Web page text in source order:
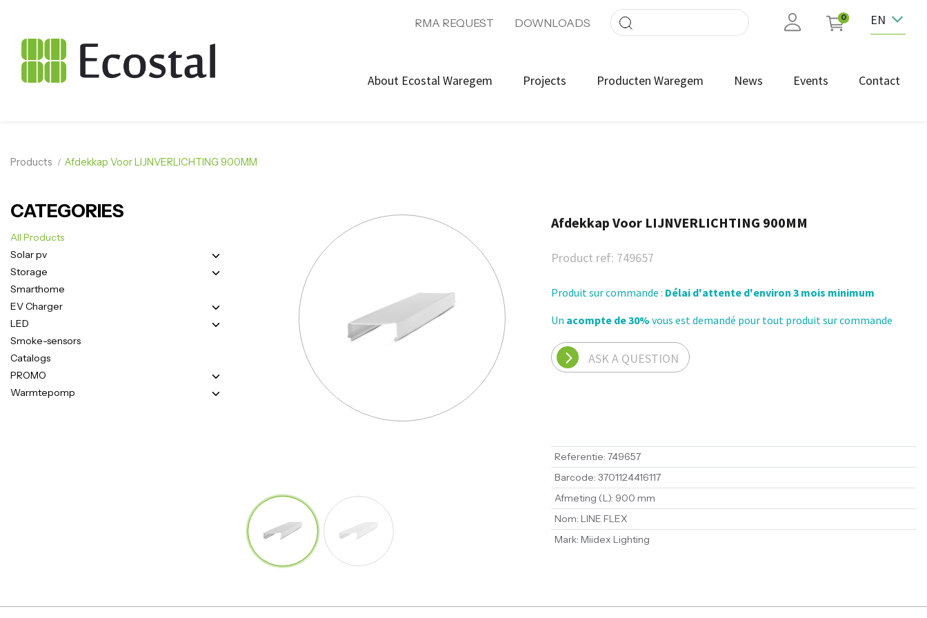
RMA REQUEST DOWNLOADS 0 EN
About Ecostal Waregem Projects Producten Waregem News Events Contact
Products Afdekkap Voor LIJNVERLICHTING 900MM
CATEGORIES
All Products
Solar pv
Storage
Smarthome
EV Charger
LED
Smoke-sensors
Catalogs
PROMO
Warmtepomp
Afdekkap Voor LIJNVERLICHTING 900MM
Product ref: 749657
Produit sur commande : Délai d'attente d'environ 3 mois minimum
Un acompte de 30% vous est demandé pour tout produit sur commande
ASK A QUESTION
Referentie: 749657
Barcode: 3701124416117
Afmeting (L): 900 mm
Nom: LINE FLEX
Mark: Miidex Lighting